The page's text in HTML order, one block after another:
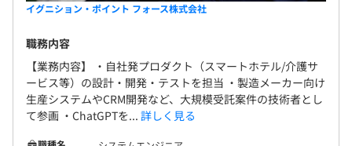
イグニション・ポイント フォース株式会社
職務内容
【業務内容】 ・自社発プロダクト（スマートホテル/介護サ
ービス等）の設計・開発・テストを担当 ・製造メーカー向け
生産システムやCRM開発など、大規模受託案件の技術者とし
て参画 ・ChatGPTを... 詳しく見る